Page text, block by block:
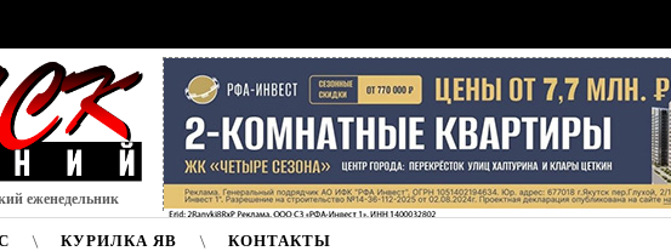
еженедельник
КУРИЛКА ЯВ КОНТАКТЫ